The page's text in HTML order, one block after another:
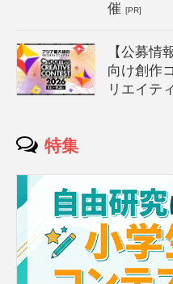
催[PR]
【公募情
向け創作
リエイテ
特集